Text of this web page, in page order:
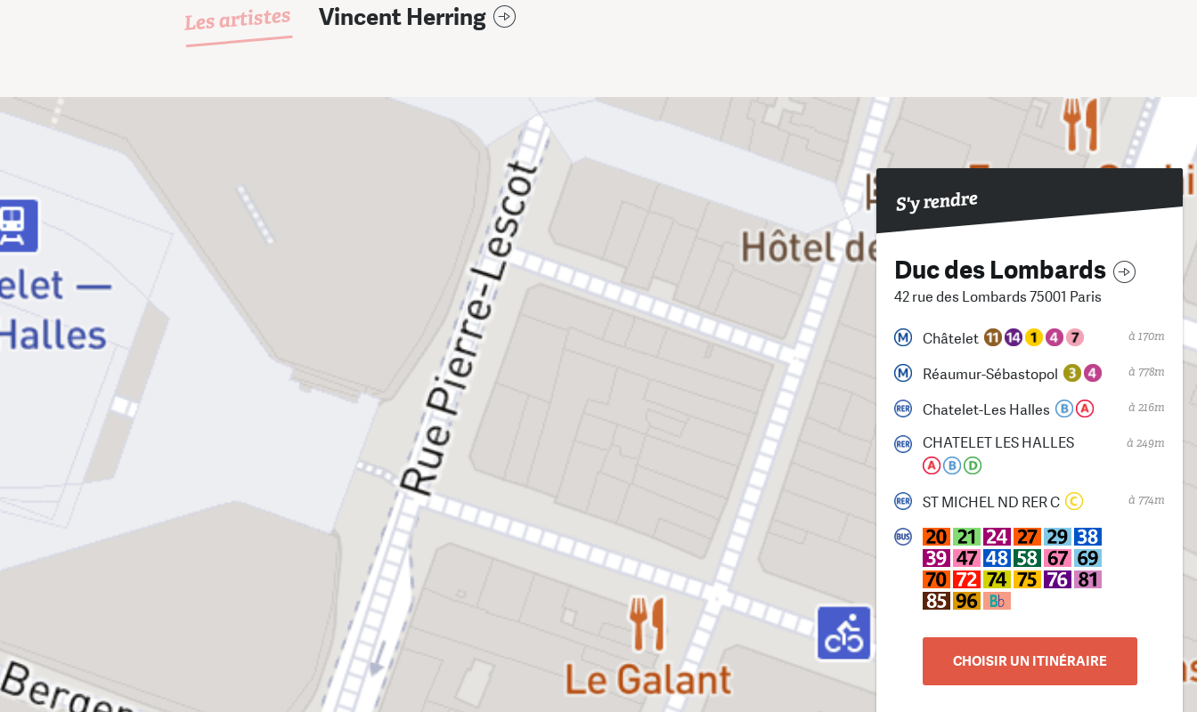
Les artistes Vincent Herring
S'y rendre
Duc des Lombards
42 rue des Lombards 75001 Paris
Châtelet à 170m
Réaumur-Sébastopol à 778m
Chatelet-Les Halles à 216m
CHATELET LES HALLES à 249m
ST MICHEL ND RER C à 774m
CHOISIR UN ITINÉRAIRE